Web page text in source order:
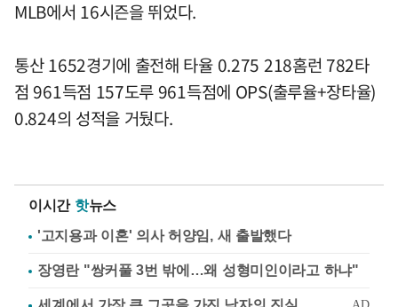
MLB에서 16시즌을 뛰었다.
통산 1652경기에 출전해 타율 0.275 218홈런 782타
점 961득점 157도루 961득점에 OPS(출루율+장타율)
0.824의 성적을 거뒀다.
이시간 핫뉴스
'고지용과 이혼' 의사 허양임, 새 출발했다
장영란 "쌍커풀 3번 밖에…왜 성형미인이라고 하냐"